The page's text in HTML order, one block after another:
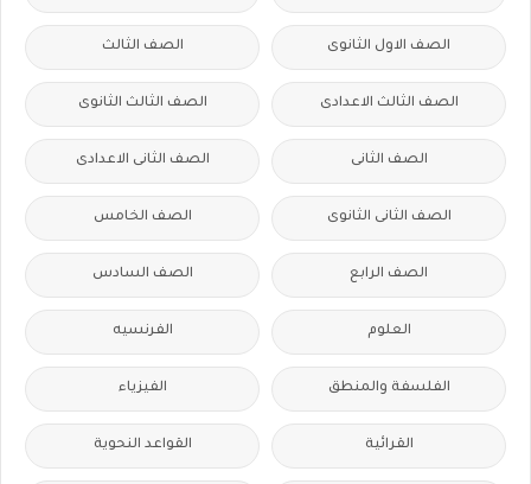
الصف الاول الثانوى الصف الثالث
الصف الثالث الاعدادى الصف الثالث الثانوى
الصف الثانى الصف الثانى الاعدادى
الصف الثانى الثانوى الصف الخامس
الصف الرابع الصف السادس
العلوم الفرنسيه
الفلسفة والمنطق الفيزياء
القرائية القواعد النحوية